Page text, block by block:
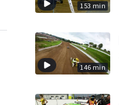
153 min
146 min